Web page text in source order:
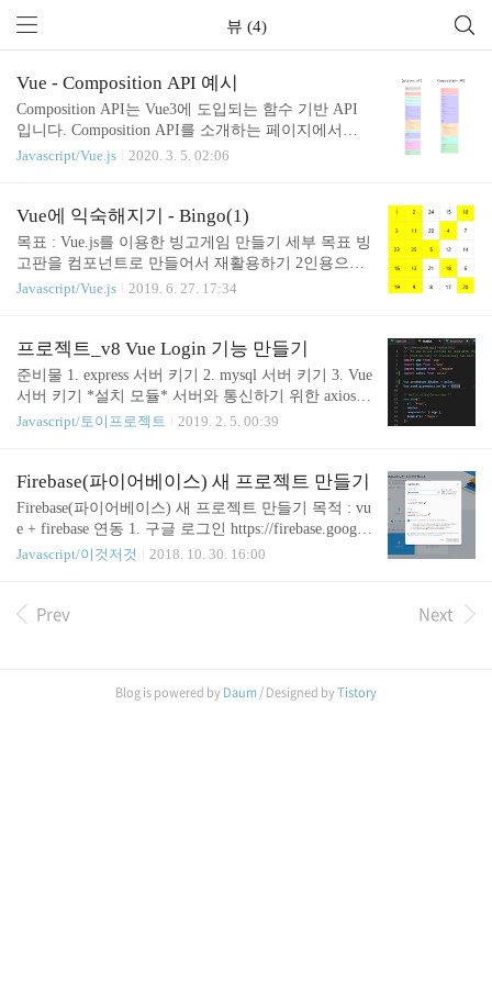
뷰 (4)
Vue - Composition API 예시
Composition API는 Vue3에 도입되는 함수 기반 API
입니다. Composition API를 소개하는 페이지에서는
아래와 같이 설명하고 있습니다. 컴포지션 API 소개
중에 나올 Vue3의 문법을 사용할 수 있도록 만든것이
Composition API 입니다. Vue2에서 Vue3 로 버전이
올라가면서 바뀌는 것이 많습니다. (Lifecycle, 문법
수록 관리하기 힘들다' 하는 점을 Composition API로
등등 프로젝트 규모가 커질수록, 컴포넌트 안에..
Javascript/Vue.js 2020. 3. 5. 02:06
Vue에 익숙해지기 - Bingo(1)
목표 : Vue.js를 이용한 빙고게임 만들기 세부 목표 빙
고판을 컴포넌트로 만들어서 재활용하기 2인용으로
만들기 vuex를 이용하기 1턴씩 주고 받기 (자기턴이
었습니다. {{number}} .bingo_container{ display: flex;
width: 100%; flex-wrap: wrap; .bingo{ flex: 0 0 19%; b
order: 1px solid #ced3d6; height: 150px; display: flex; ju
cursor: pointer; } .a..
Javascript/Vue.js 2019. 6. 27. 17:34
프로젝트_v8 Vue Login 기능 만들기
준비물 1. express 서버 키기 2. mysql 서버 키기 3. Vue
서버 키기 *설치 모듈* 서버와 통신하기 위한 axios
설치 상태 관리를 위한 Vuex 설치 Login 기능 만들기
on() { console.log("로그인"); this.$Axios.post(`http://12
7.0.0.1:3000/auth/login`, { id: this.user_id, pwd: this.use
r_pwd}).then( res=> { console.log(res); this.$router.push
("/"); } ) }, 리턴값이 이쁘게 나오는 것을 볼 수 있습
니다. 3..
Javascript/토이프로젝트 2019. 2. 5. 00:39
Firebase(파이어베이스) 새 프로젝트 만들기
Firebase(파이어베이스) 새 프로젝트 만들기 목적 : vu
e + firebase 연동 1. 구글 로그인 https://firebase.google.
com 2. 콘솔로 이동 3. 프로젝트 만들기 위치를 대한
Javascript/이것저것 2018. 10. 30. 16:00
Prev Next
Blog is powered by Daum/ Designed byTistory